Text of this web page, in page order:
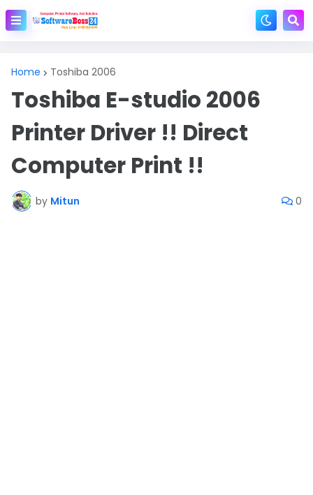
Home Toshiba 2006
Toshiba E-studio 2006
Printer Driver !! Direct
Computer Print !!
by Mitun 0